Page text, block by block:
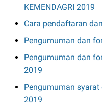
KEMENDAGRI 2019
Cara pendaftaran
Pengumuman dan
Pengumuman dan
2019
Pengumuman syarat
2019